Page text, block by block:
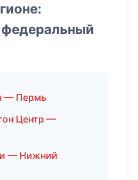
— Пермь
Центр —
— Нижний